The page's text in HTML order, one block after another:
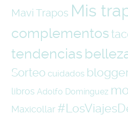
Mavi Trapos Mis
complementos
tendencias
Sorteo cuidados
libros Adolfo Domínguez
Maxicollar